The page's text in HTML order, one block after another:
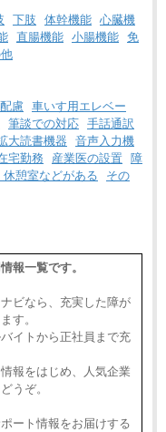
下肢 体幹機能 心臓機
直腸機能 小腸機能 免
慮 車いす用エレベー
筆談での対応 手話通訳
大読書機器
音声入力機
宅勤務 産業医の設置
障
憩室などがある
その
報一覧です。
ビなら、充実した障が
す。
イトから正社員まで充
報をはじめ、人気企業
うぞ。
ート情報をお届けする